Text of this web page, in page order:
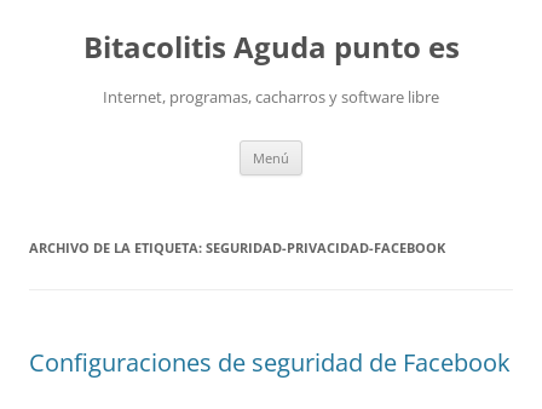
contenidoBitacolitis Aguda punto es
Internet, programas, cacharros y software libre
Menú
ARCHIVO DE LA ETIQUETA: SEGURIDAD-PRIVACIDAD-FACEBOOK
Configuraciones de seguridad de Facebook